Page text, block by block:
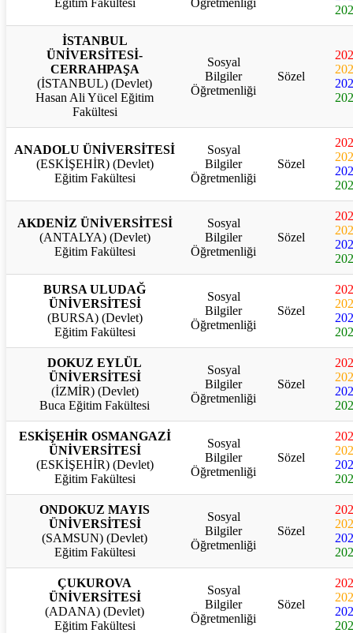
İSTANBUL
ÜNİVERSİTESİ-
CERRAHPAŞA
(İSTANBUL) (Devlet)
Hasan Ali Yücel Eğitim
Fakültesi
Sosyal
Bilgiler
Öğretmenliği
Sözel
ANADOLU ÜNİVERSİTESİ
(ESKİŞEHİR) (Devlet)
Eğitim Fakültesi
Sosyal
Bilgiler
Öğretmenliği
Sözel
AKDENİZ ÜNİVERSİTESİ
(ANTALYA) (Devlet)
Eğitim Fakültesi
Sosyal
Bilgiler
Öğretmenliği
Sözel
BURSA ULUDAĞ
ÜNİVERSİTESİ
(BURSA) (Devlet)
Eğitim Fakültesi
Sosyal
Bilgiler
Öğretmenliği
Sözel
DOKUZ EYLÜL
ÜNİVERSİTESİ
(İZMİR) (Devlet)
Buca Eğitim Fakültesi
Sosyal
Bilgiler
Öğretmenliği
Sözel
ESKİŞEHİR OSMANGAZİ
ÜNİVERSİTESİ
(ESKİŞEHİR) (Devlet)
Eğitim Fakültesi
Sosyal
Bilgiler
Öğretmenliği
Sözel
ONDOKUZ MAYIS
ÜNİVERSİTESİ
(SAMSUN) (Devlet)
Eğitim Fakültesi
Sosyal
Bilgiler
Öğretmenliği
Sözel
ÇUKUROVA
ÜNİVERSİTESİ
(ADANA) (Devlet)
Eğitim Fakültesi
Sosyal
Bilgiler
Öğretmenliği
Sözel